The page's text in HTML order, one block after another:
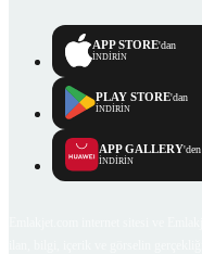
APP STORE'dan
İNDİRİN
PLAY STORE'dan
İNDİRİN
APP GALLERY'den
İNDİRİN